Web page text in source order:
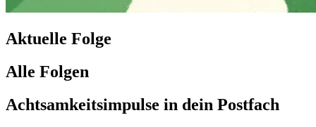
Aktuelle Folge
Alle Folgen
Achtsamkeitsimpulse in dein Postfach